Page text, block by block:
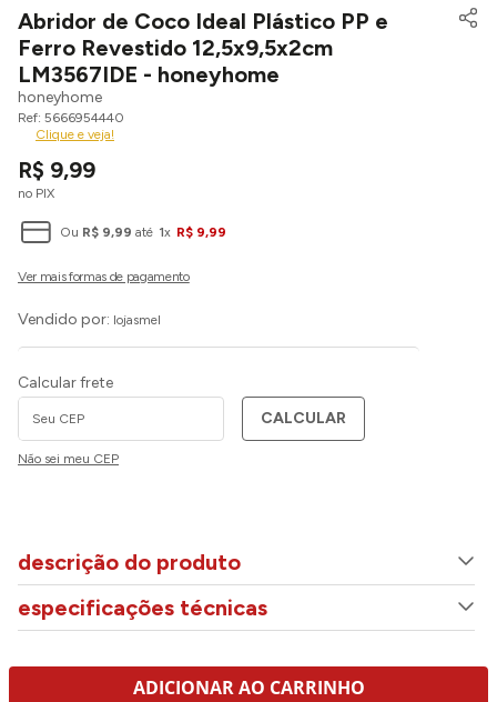
Abridor de Coco Ideal Plástico PP e
Ferro Revestido 12,5x9,5x2cm
LM3567IDE - honeyhome
honeyhome
5666954440
Clique e veja!
R$ 9,99
no PIX
Ou R$ 9,99 até 1x R$ 9,99
Vendido por: lojasmel
Calcular frete
CALCULAR
Não sei meu CEP
descrição do produto
especificações técnicas
ADICIONAR AO CARRINHO